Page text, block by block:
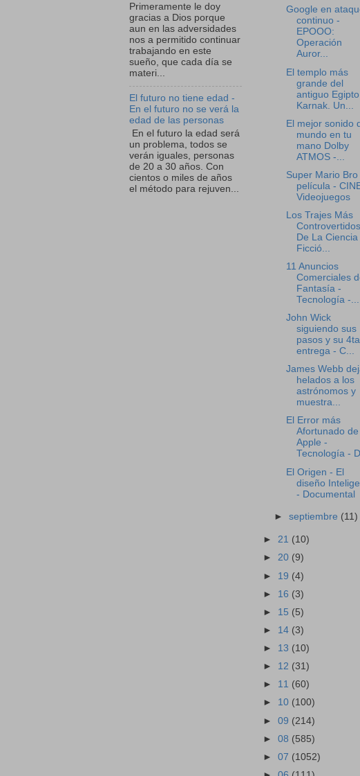
Primeramente le doy
gracias a Dios porque
aun en las adversidades
nos a permitido continuar
trabajando en este
sueño, que cada día se
materi...
El futuro no tiene edad -
En el futuro no se verá la
edad de las personas
En el futuro la edad será
un problema, todos se
verán iguales, personas
de 20 a 30 años. Con
cientos o miles de años
el método para rejuven...
Google en
continuo -
EPOOO:
Operación
Auror...
El templo más
grande del
antiguo Egipto
Karnak. Un...
El mejor sonido
mundo en tu
mano Dolby
ATMOS -...
Super Mario Bro
película -
Videojuegos
Los Trajes Más
Controvertidos
De La Ciencia
Ficció...
11 Anuncios
Comerciales
Fantasía -
Tecnología -...
John Wick
siguiendo sus
pasos y su 4ta
entrega - C...
James Webb
helados a los
astrónomos y
muestra...
El Error más
Afortunado de
Apple -
Tecnología -
El Origen - El
diseño
- Documental
►septiembre (11)
► 21 (10)
► 20 (9)
► 19 (4)
► 16 (3)
► 15 (5)
► 14 (3)
► 13 (10)
► 12 (31)
► 11 (60)
► 10 (100)
► 09 (214)
► 08 (585)
► 07 (1052)